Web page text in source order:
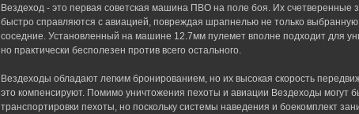
Вездеход - это первая советская машина ПВО на поле боя. Их счетверенные
быстро справляются с авиацией, повреждая шрапнелью не только выбранную
соседние. Установленный на машине 12.7мм пулемет вполне подходит для
но практически бесполезен против всего остального.
Вездеходы обладают легким бронированием, но их высокая скорость
это компенсируют. Помимо уничтожения пехоты и авиации Вездеходы могут
транспортировки пехоты, но поскольку системы наведения и боекомплект